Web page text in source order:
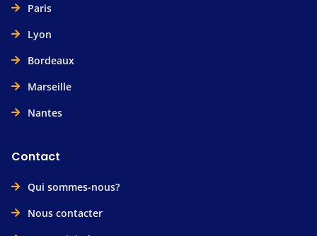
Paris
Lyon
Bordeaux
Marseille
Nantes
Contact
Qui sommes-nous?
Nous contacter